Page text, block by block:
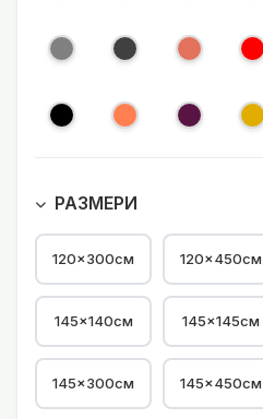
РАЗМЕРИ
120×300см 120×450см
145×140см 145×145см
145×300см 145×450см